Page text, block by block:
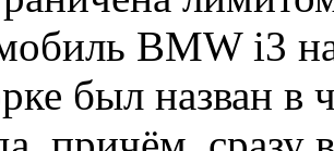
BMW i3
был назван в